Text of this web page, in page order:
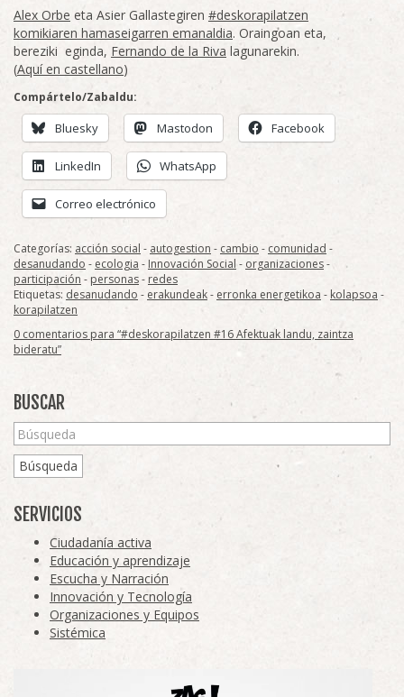
Alex Orbe eta Asier Gallastegiren #deskorapilatzen
komikiaren hamaseigarren emanaldia. Oraingoan eta,
bereziki eginda, Fernando de la Riva lagunarekin.
(Aquí en castellano)
Compártelo/Zabaldu:
Bluesky Mastodon Facebook
LinkedIn WhatsApp
Correo electrónico
Categorías: acción social - autogestion - cambio - comunidad -
desanudando - ecologia - Innovación Social - organizaciones-
participación - personas- redes
Etiquetas: desanudando - erakundeak- erronka energetikoa - kolapsoa -
korapilatzen
0 comentarios para “#deskorapilatzen #16 Afektuak landu, zaintza
bideratu”
BUSCAR
Búsqueda
SERVICIOS
Ciudadanía activa
Educación y aprendizaje
Escucha y Narración
Innovación y Tecnología
Organizaciones y Equipos
Sistémica